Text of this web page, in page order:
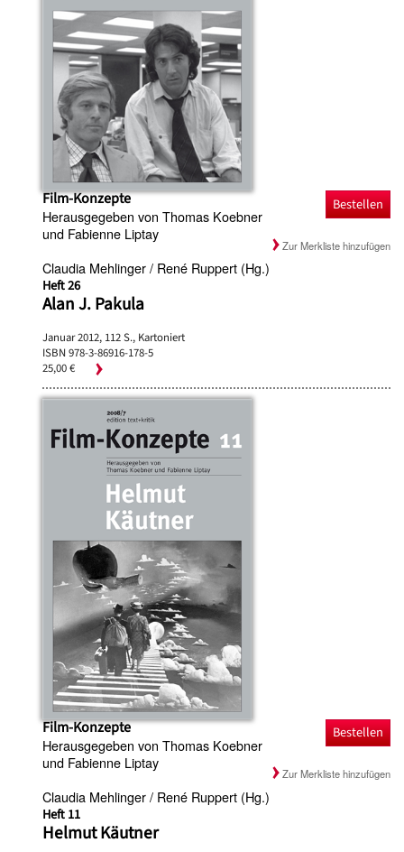
Bestellen
Zur Merkliste hinzufügen
Film-Konzepte
Herausgegeben von Thomas Koebner
und Fabienne Liptay
Claudia Mehlinger / René Ruppert (Hg.)
Heft 26
Alan J. Pakula
Januar 2012, 112 S., Kartoniert
ISBN 978-3-86916-178-5
25,00 €
Bestellen
Zur Merkliste hinzufügen
Film-Konzepte
Herausgegeben von Thomas Koebner
und Fabienne Liptay
Claudia Mehlinger / René Ruppert (Hg.)
Heft 11
Helmut Käutner